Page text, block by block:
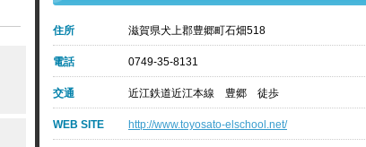
住所 滋賀県犬上郡豊郷町石畑518
電話 0749-35-8131
交通 近江鉄道近江本線 豊郷 徒歩
WEB SITE http://www.toyosato-elschool.net/